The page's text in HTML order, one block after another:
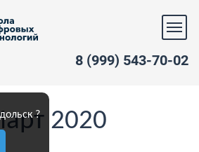
?
8 (999) 543-70-02
2020